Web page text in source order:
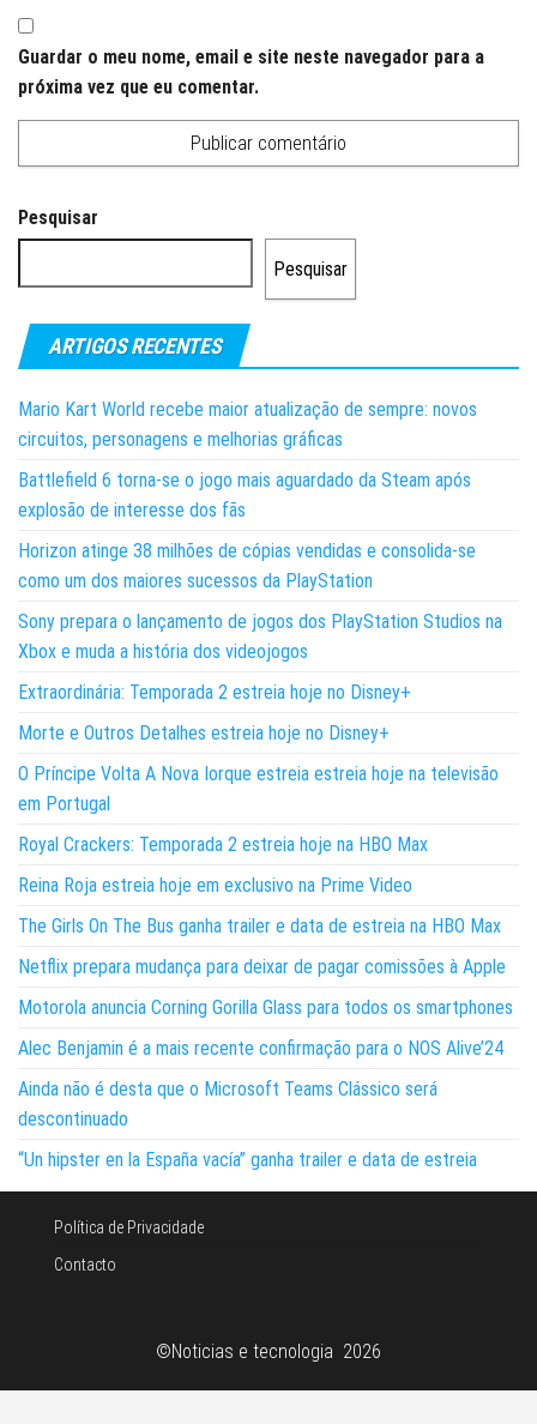
Guardar o meu nome, email e site neste navegador para a
próxima vez que eu comentar.
Pesquisar
Pesquisar
ARTIGOS RECENTES
Mario Kart World recebe maior atualização de sempre: novos
circuitos, personagens e melhorias gráficas
Battlefield 6 torna-se o jogo mais aguardado da Steam após
explosão de interesse dos fãs
Horizon atinge 38 milhões de cópias vendidas e consolida-se
como um dos maiores sucessos da PlayStation
Sony prepara o lançamento de jogos dos PlayStation Studios na
Xbox e muda a história dos videojogos
Extraordinária: Temporada 2 estreia hoje no Disney+
Morte e Outros Detalhes estreia hoje no Disney+
O Príncipe Volta A Nova Iorque estreia estreia hoje na televisão
em Portugal
Royal Crackers: Temporada 2 estreia hoje na HBO Max
Reina Roja estreia hoje em exclusivo na Prime Video
The Girls On The Bus ganha trailer e data de estreia na HBO Max
Netflix prepara mudança para deixar de pagar comissões à Apple
Motorola anuncia Corning Gorilla Glass para todos os smartphones
Alec Benjamin é a mais recente confirmação para o NOS Alive’24
Ainda não é desta que o Microsoft Teams Clássico será
descontinuado
“Un hipster en la España vacía” ganha trailer e data de estreia
Política de Privacidade
Contacto
©Noticias e tecnologia 2026